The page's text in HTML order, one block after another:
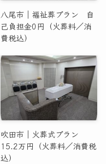
八尾市｜福祉葬プラン 自
己負担金0円（火葬料／消
費税込）
吹田市｜火葬式プラン
15.2万円（火葬料／消費税
込）